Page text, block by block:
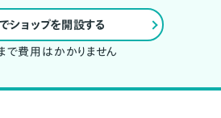
でショップを開設する
で費用はかかりません